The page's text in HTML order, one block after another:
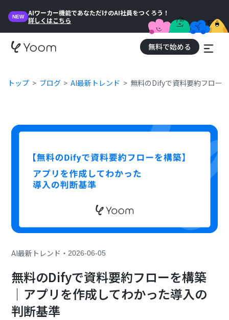
NEW
AIワーカー機能であなただけのAI社員をつくろう！
詳しくはこちら
無料で始める
トップ ブログ AI最新トレンド 無料のDifyで資料要約フロー
AI最新トレンド ・2026-06-05
無料のDifyで資料要約フローを構築
｜アプリを作成してわかった導入の
判断基準